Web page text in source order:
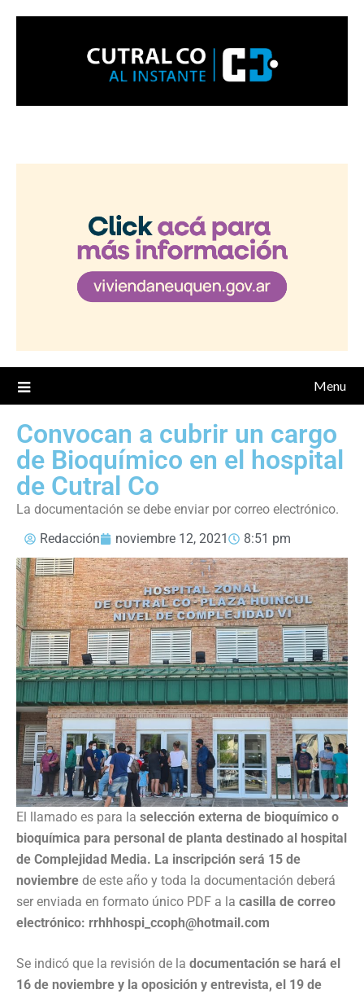
Menu
Convocan a cubrir un cargo
de Bioquímico en el hospital
de Cutral Co
La documentación se debe enviar por correo electrónico.
Redacción
noviembre 12, 2021 8:51 pm
El llamado es para la selección externa de bioquímico o
bioquímica para personal de planta destinado al hospital
de Complejidad Media. La inscripción será 15 de
noviembre de este año y toda la documentación deberá
ser enviada en formato único PDF a la casilla de correo
electrónico: rrhhhospi_ccoph@hotmail.com
Se indicó que la revisión de la documentación se hará el
16 de noviembre y la oposición y entrevista, el 19 de